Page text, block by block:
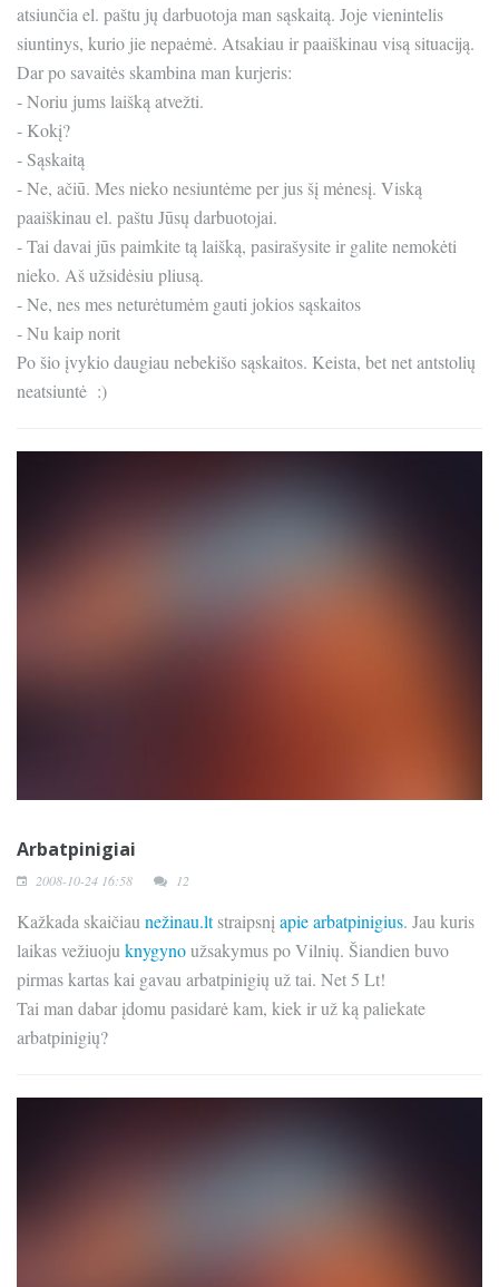
atsiunčia el. paštu jų darbuotoja man sąskaitą. Joje vienintelis
siuntinys, kurio jie nepaėmė. Atsakiau ir paaiškinau visą situaciją.
Dar po savaitės skambina man kurjeris:
- Noriu jums laišką atvežti.
- Kokį?
- Sąskaitą
- Ne, ačiū. Mes nieko nesiuntėme per jus šį mėnesį. Viską
paaiškinau el. paštu Jūsų darbuotojai.
- Tai davai jūs paimkite tą laišką, pasirašysite ir galite nemokėti
nieko. Aš užsidėsiu pliusą.
- Ne, nes mes neturėtumėm gauti jokios sąskaitos
- Nu kaip norit
Po šio įvykio daugiau nebekišo sąskaitos. Keista, bet net antstolių
neatsiuntė :)
Arbatpinigiai
2008-10-24 16:58 12
Kažkada skaičiau nežinau.ltstraipsnį apie arbatpinigius. Jau kuris
laikas vežiuoju knygynoužsakymus po Vilnių. Šiandien buvo
pirmas kartas kai gavau arbatpinigių už tai. Net 5 Lt!
Tai man dabar įdomu pasidarė kam, kiek ir už ką paliekate
arbatpinigių?